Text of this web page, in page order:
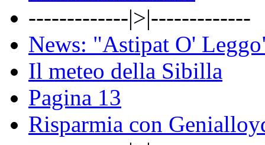
-------------|>|-------------
News: "Astipat O'
Il meteo della Sibilla
Pagina 13
Risparmia con